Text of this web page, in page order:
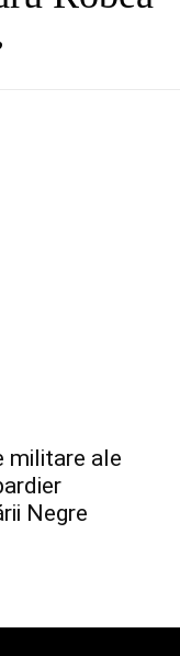
militare ale
Negre